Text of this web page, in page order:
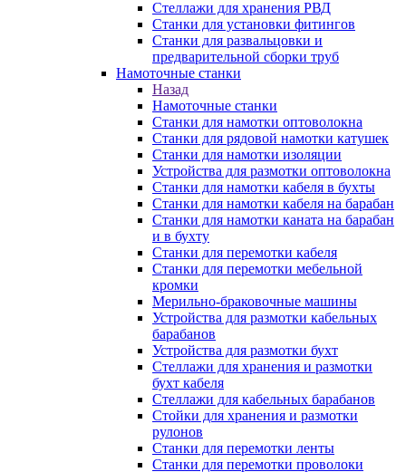
Стеллажи для хранения РВД
Станки для установки фитингов
Станки для развальцовки и
предварительной сборки труб
Намоточные станки
Назад
Намоточные станки
Станки для намотки оптоволокна
Станки для рядовой намотки катушек
Станки для намотки изоляции
Устройства для размотки оптоволокна
Станки для намотки кабеля в бухты
Станки для намотки кабеля на барабан
Станки для намотки каната на барабан
и в бухту
Станки для перемотки кабеля
Станки для перемотки мебельной
кромки
Мерильно-браковочные машины
Устройства для размотки кабельных
барабанов
Устройства для размотки бухт
Стеллажи для хранения и размотки
бухт кабеля
Стеллажи для кабельных барабанов
Стойки для хранения и размотки
рулонов
Станки для перемотки ленты
Станки для перемотки проволоки